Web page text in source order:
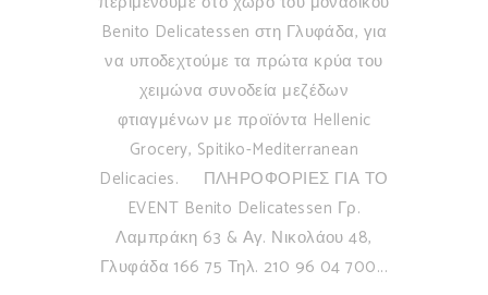
Benito Delicatessen στη Γλυφάδα, για
να υποδεχτούμε τα πρώτα κρύα του
χειμώνα συνοδεία μεζέδων
φτιαγμένων με προϊόντα Hellenic
Grocery, Spitiko-Mediterranean
Delicacies. ΠΛΗΡΟΦΟΡΙΕΣ ΓΙΑ ΤΟ
EVENT Benito Delicatessen Γρ.
Λαμπράκη 63 & Αγ. Νικολάου 48,
Γλυφάδα 166 75 Τηλ. 210 96 04 700